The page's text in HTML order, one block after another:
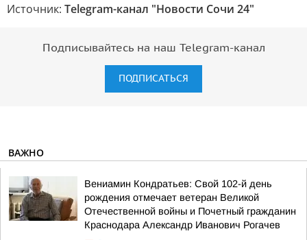
Источник: Telegram-канал "Новости Сочи 24"
Подписывайтесь на наш Telegram-канал
ПОДПИСАТЬСЯ
ВАЖНО
Вениамин Кондратьев: Свой 102-й день
рождения отмечает ветеран Великой
Отечественной войны и Почетный гражданин
Краснодара Александр Иванович Рогачев